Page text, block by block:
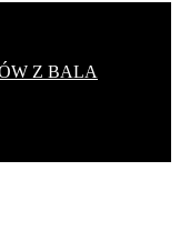
Z BALA